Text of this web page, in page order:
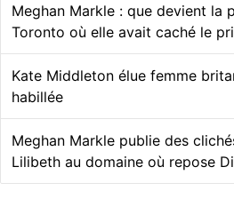
Meghan Markle : que devient la
Toronto où elle avait caché le
Kate Middleton élue femme
habillée
Meghan Markle publie des
Lilibeth au domaine où repose